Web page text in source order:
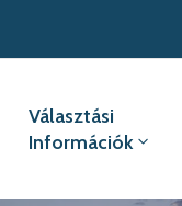
Választási
Információk